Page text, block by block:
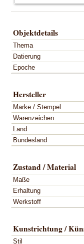
Objektdetails
Thema
Datierung
Epoche
Hersteller
Marke / Stempel
Warenzeichen
Land
Bundesland
Zustand / Material
Maße
Erhaltung
Werkstoff
Kunstrichtung /
Stil